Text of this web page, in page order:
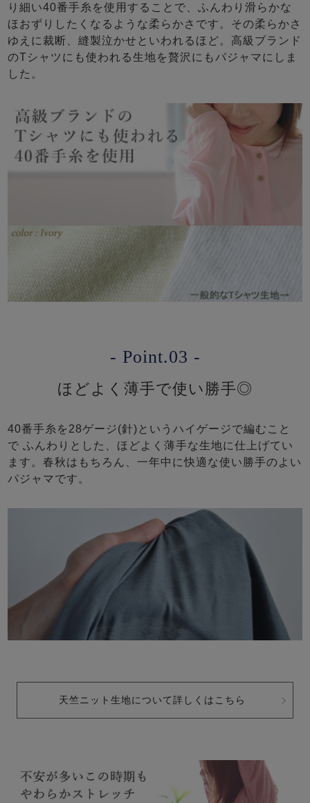
り細い40番手糸を使用することで、ふんわり滑らかな
ほおずりしたくなるような柔らかさです。その柔らかさ
ゆえに裁断、縫製泣かせといわれるほど。高級ブランド
のTシャツにも使われる生地を贅沢にもパジャマにしま
した。
- Point.03 -
ほどよく薄手で使い勝手◎
40番手糸を28ゲージ(針)というハイゲージで編むこと
で ふんわりとした、ほどよく薄手な生地に仕上げてい
ます。春秋はもちろん、一年中に快適な使い勝手のよい
パジャマです。
天竺ニット生地について詳しくはこちら